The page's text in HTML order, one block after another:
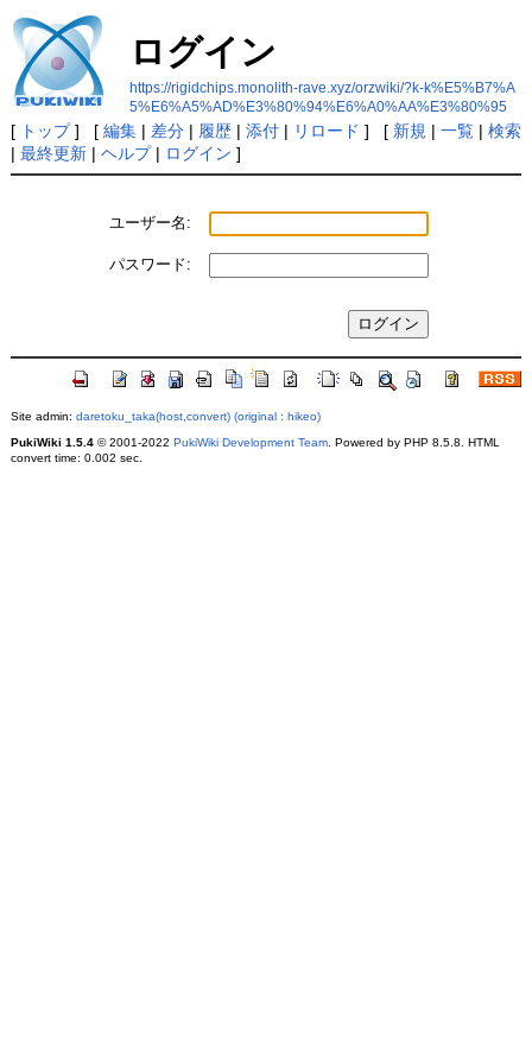
ログイン
https://rigidchips.monolith-rave.xyz/orzwiki/?k-k%E5%B7%A
5%E6%A5%AD%E3%80%94%E6%A0%AA%E3%80%95
[ トップ] [ 編集| 差分| 履歴| 添付| リロード ] [ 新規 | 一覧| 検索
| 最終更新| ヘルプ| ログイン ]
ユーザー名:
パスワード:
Site admin: daretoku_taka(host,convert) (original : hikeo)
PukiWiki 1.5.4© 2001-2022 PukiWiki Development Team. Powered by PHP 8.5.8. HTML
convert time: 0.002 sec.